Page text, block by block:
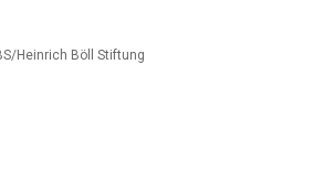
Heinrich Böll Stiftung